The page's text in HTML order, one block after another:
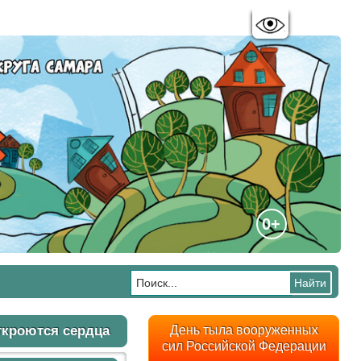
0+
сердца
День тыла вооруженных
сил Российской Федерации